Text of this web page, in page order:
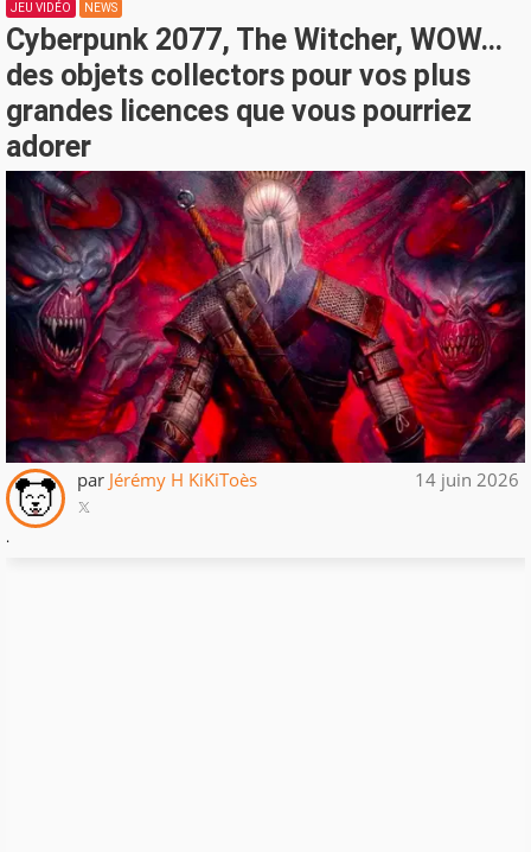
JEU VIDÉO NEWS
Cyberpunk 2077, The Witcher, WOW…
des objets collectors pour vos plus
grandes licences que vous pourriez
adorer
par Jérémy H KiKiToès 14 juin 2026
.